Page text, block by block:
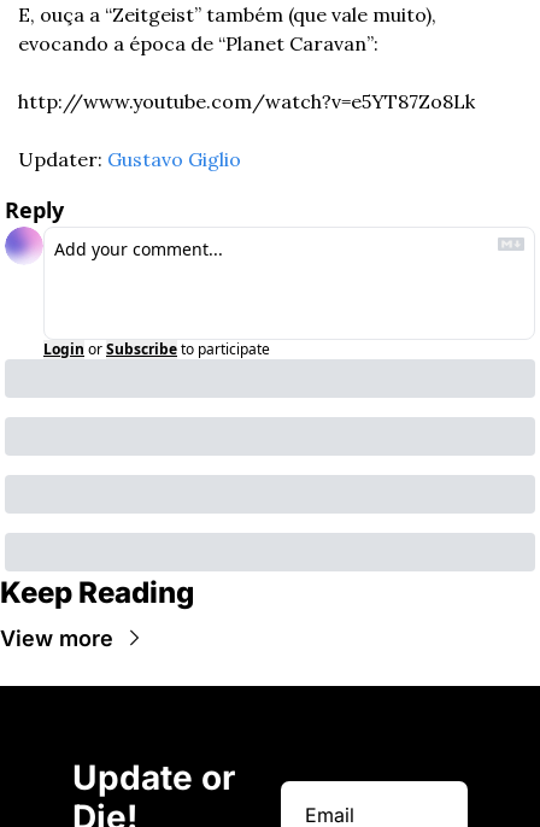
E, ouça a “Zeitgeist” também (que vale muito),
evocando a época de “Planet Caravan”:
http://www.youtube.com/watch?v=e5YT87Zo8Lk
Updater: Gustavo Giglio
Reply
Login orSubscribeto participate
Keep Reading
View more
Update or
Die!